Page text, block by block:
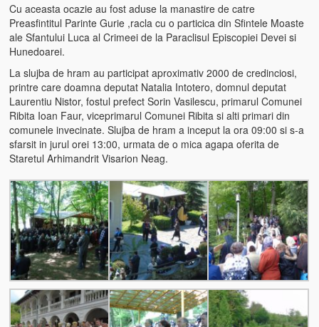
Cu aceasta ocazie au fost aduse la manastire de catre
Preasfintitul Parinte Gurie ,racla cu o particica din Sfintele Moaste
ale Sfantului Luca al Crimeei de la Paraclisul Episcopiei Devei si
Hunedoarei.
La slujba de hram au participat aproximativ 2000 de credinciosi,
printre care doamna deputat Natalia Intotero, domnul deputat
Laurentiu Nistor, fostul prefect Sorin Vasilescu, primarul Comunei
Ribita Ioan Faur, viceprimarul Comunei Ribita si alti primari din
comunele invecinate. Slujba de hram a inceput la ora 09:00 si s-a
sfarsit in jurul orei 13:00, urmata de o mica agapa oferita de
Staretul Arhimandrit Visarion Neag.